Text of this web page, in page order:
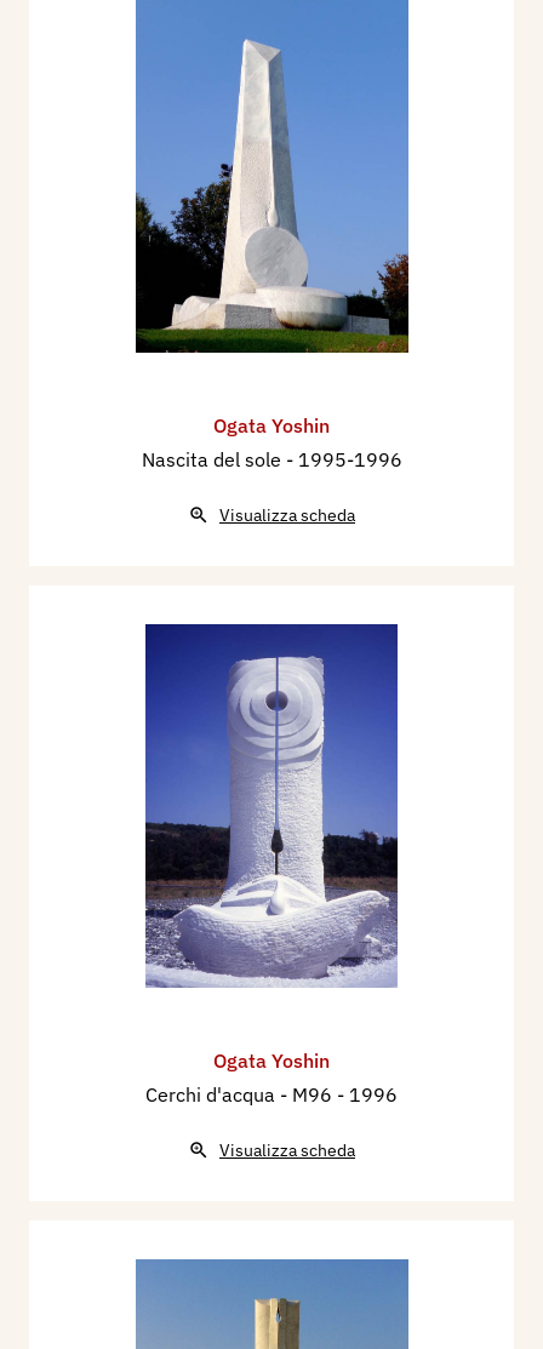
Ogata Yoshin
Nascita del sole - 1995-1996
Visualizza scheda
Ogata Yoshin
Cerchi d'acqua - M96 - 1996
Visualizza scheda